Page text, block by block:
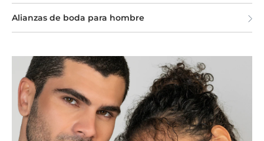
Alianzas de boda para hombre